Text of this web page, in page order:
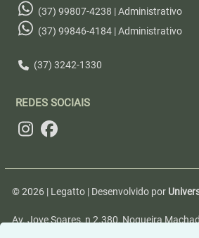
(37) 99807-4238 | Administrativo
(37) 99846-4184 | Administrativo
(37) 3242-1330
REDES SOCIAIS
© 2026 | Legatto | Desenvolvido por
Av. Jove Soares, n 2.380, Nogueira